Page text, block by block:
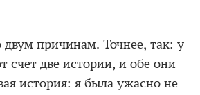
причинам. Точнее, так: у
счет две истории, и обе они –
история: я была ужасно не